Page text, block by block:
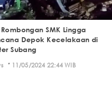
Rombongan SMK Lingga
Depok Kecelakaan di
Subang
· 11/05/2024 22:44 WIB